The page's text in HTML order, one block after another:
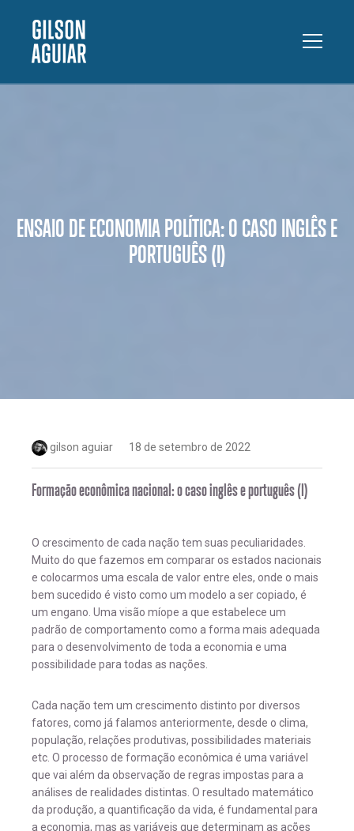
ENSAIO DE ECONOMIA POLÍTICA: O CASO INGLÊS E
PORTUGUÊS (I)
gilson aguiar 18 de setembro de 2022
Formação econômica nacional: o caso inglês e português (I)
O crescimento de cada nação tem suas peculiaridades.
Muito do que fazemos em comparar os estados nacionais
e colocarmos uma escala de valor entre eles, onde o mais
bem sucedido é visto como um modelo a ser copiado, é
um engano. Uma visão míope a que estabelece um
padrão de comportamento como a forma mais adequada
para o desenvolvimento de toda a economia e uma
possibilidade para todas as nações.
Cada nação tem um crescimento distinto por diversos
fatores, como já falamos anteriormente, desde o clima,
população, relações produtivas, possibilidades materiais
etc. O processo de formação econômica é uma variável
que vai além da observação de regras impostas para a
análises de realidades distintas. O resultado matemático
da produção, a quantificação da vida, é fundamental para
a economia, mas as variáveis que determinam as ações